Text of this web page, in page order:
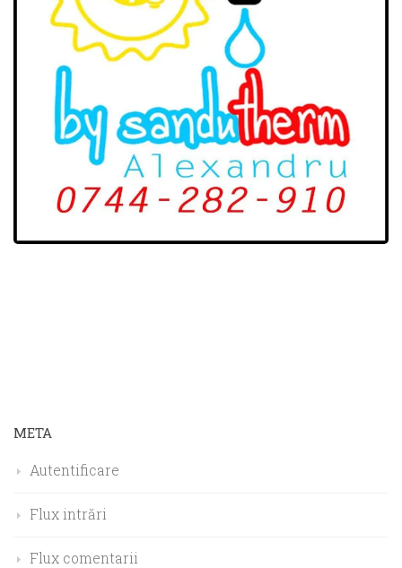
META
Autentificare
Flux intrări
Flux comentarii